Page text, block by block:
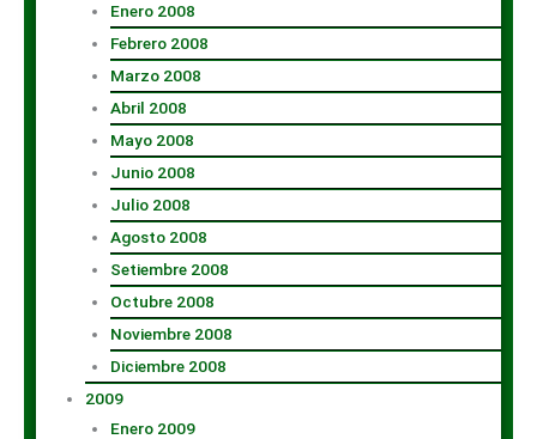
Enero 2008
Febrero 2008
Marzo 2008
Abril 2008
Mayo 2008
Junio 2008
Julio 2008
Agosto 2008
Setiembre 2008
Octubre 2008
Noviembre 2008
Diciembre 2008
2009
Enero 2009